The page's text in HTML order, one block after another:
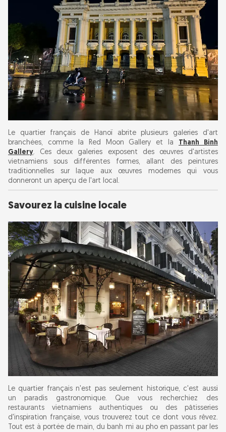
Le quartier français de Hanoï abrite plusieurs galeries d'art
branchées, comme la Red Moon Gallery et la Thanh Binh
Gallery. Ces deux galeries exposent des œuvres d'artistes
vietnamiens sous différentes formes, allant des peintures
traditionnelles sur laque aux œuvres modernes qui vous
donneront un aperçu de l'art local.
Savourez la cuisine locale
Le quartier français n'est pas seulement historique, c'est aussi
un paradis gastronomique. Que vous recherchiez des
restaurants vietnamiens authentiques ou des pâtisseries
d'inspiration française, vous trouverez tout ce dont vous rêvez.
Tout est à portée de main, du banh mi au pho en passant par les